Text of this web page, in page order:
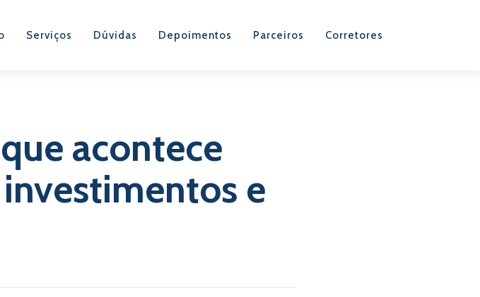
Serviços Dúvidas Depoimentos Parceiros Corretores
acontece
e